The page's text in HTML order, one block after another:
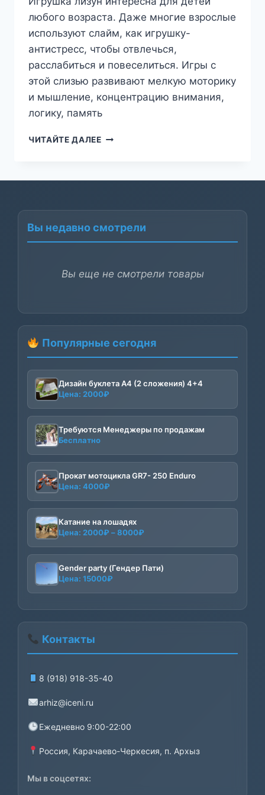
любого возраста. Даже многие взрослые
используют слайм, как игрушку-
антистресс, чтобы отвлечься,
расслабиться и повеселиться. Игры с
этой слизью развивают мелкую моторику
и мышление, концентрацию внимания,
логику, память
ЧИТАЙТЕ ДАЛЕЕДАРИСЛАЙМ
Вы недавно смотрели
Вы еще не смотрели товары
Популярные сегодня
Дизайн буклета А4 (2 сложения) 4+4
Цена: 2000₽
Требуются Менеджеры по продажам
Бесплатно
Прокат мотоцикла GR7- 250 Enduro
Цена: 4000₽
Катание на лошадях
Цена: 2000₽ –8000₽
2000₽
–
Gender party (Гендер Пати)
Цена: 15000₽
Контакты
8 (918) 918-35-40
arhiz@iceni.ru
Ежедневно 9:00-22:00
Россия, Карачаево-Черкесия, п. Архыз
Мы в соцсетях: